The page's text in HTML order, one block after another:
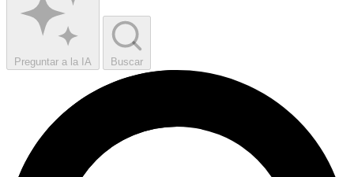
Preguntar a la IA Buscar